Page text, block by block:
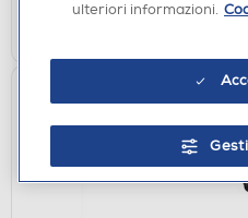
ulteriori informazioni.